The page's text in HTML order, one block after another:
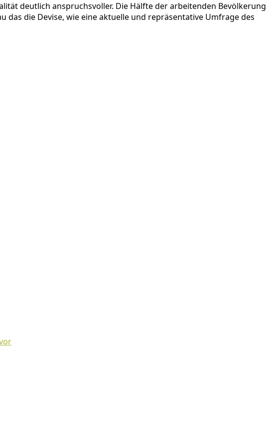
deutlich anspruchsvoller. Die Hälfte der arbeitenden Bevölkerung
die Devise, wie eine aktuelle und repräsentative Umfrage des